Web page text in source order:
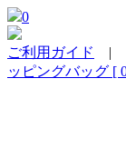
0
ご利用ガイド |
ッピングバッグ [